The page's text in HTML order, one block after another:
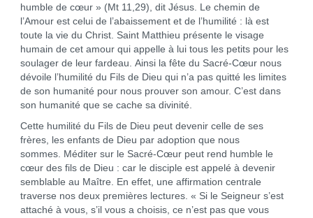
humble de cœur » (Mt 11,29), dit Jésus. Le chemin de
l’Amour est celui de l’abaissement et de l’humilité : là est
toute la vie du Christ. Saint Matthieu présente le visage
humain de cet amour qui appelle à lui tous les petits pour les
soulager de leur fardeau. Ainsi la fête du Sacré-Cœur nous
dévoile l’humilité du Fils de Dieu qui n’a pas quitté les limites
de son humanité pour nous prouver son amour. C’est dans
son humanité que se cache sa divinité.
Cette humilité du Fils de Dieu peut devenir celle de ses
frères, les enfants de Dieu par adoption que nous
sommes. Méditer sur le Sacré-Cœur peut rend humble le
cœur des fils de Dieu : car le disciple est appelé à devenir
semblable au Maître. En effet, une affirmation centrale
traverse nos deux premières lectures. « Si le Seigneur s’est
attaché à vous, s’il vous a choisis, ce n’est pas que vous